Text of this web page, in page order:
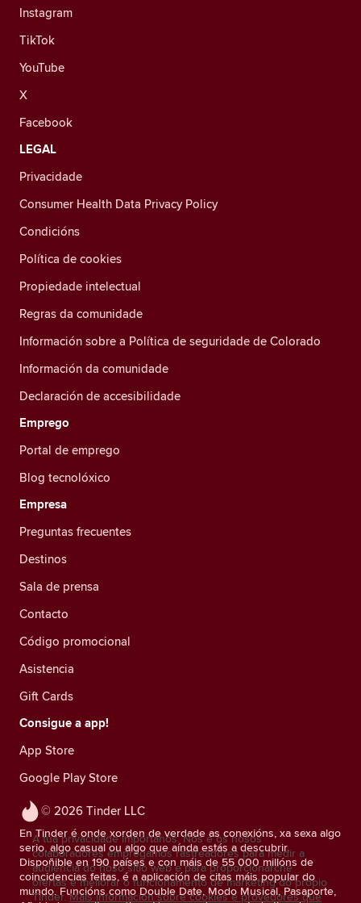
© 2026 Tinder LLC
En Tinder é onde xorden de verdade as conexións, xa sexa algo
serio, algo casual ou algo que aínda estás a descubrir.
Dispoñible en 190 países e con máis de 55 000 millóns de
coincidencias feitas, é a aplicación de citas máis popular do
mundo. Funcións como Double Date, Modo Musical, Pasaporte,
Instagram
TikTok
YouTube
X
Facebook
LEGAL
Privacidade
Consumer Health Data Privacy Policy
Condicións
Política de cookies
Propiedade intelectual
Regras da comunidade
Información sobre a Política de seguridade de Colorado
Información da comunidade
Declaración de accesibilidade
Emprego
Portal de emprego
Blog tecnolóxico
Empresa
Preguntas frecuentes
Destinos
Sala de prensa
Contacto
Código promocional
Asistencia
Gift Cards
Consigue a app!
App Store
Google Play Store
A túa privacidade impórtanos. Nós e os nosos
colaboradores empregamos rastreadores para medir a
audiencia do noso sitio web e para proporcionarche
ofertas e mellorar o funcionamento de marketing do propio
Tinder. Máis información sobre cookies e provedores que